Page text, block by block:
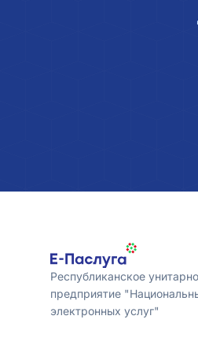
Республиканское
предприятие
электронных услуг"